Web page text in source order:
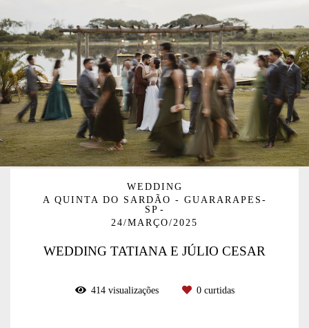
WEDDING
A QUINTA DO SARDÃO - GUARARAPES-
SP
24/MARÇO/2025
WEDDING TATIANA E JÚLIO CESAR
414visualizações 0curtidas